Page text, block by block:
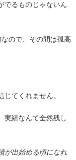
でるものじゃないん
ので、その間は孤高
てくれません。
実績なんて全然残し
が出始める頃になれ